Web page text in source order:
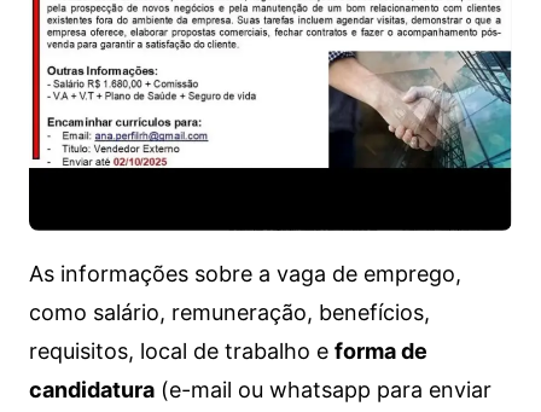
As informações sobre a vaga de emprego,
como salário, remuneração, benefícios,
requisitos, local de trabalho e forma de
candidatura(e-mail ou whatsapp para enviar